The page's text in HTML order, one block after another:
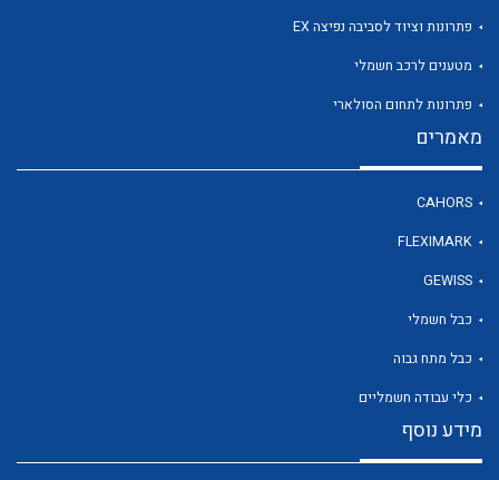
לכל מוצרי היצרן
לכל מוצרי היצרן
פתרונות וציוד לסביבה נפיצה EX
מטענים לרכב חשמלי
פתרונות לתחום הסולארי
מאמרים
CAHORS
FLEXIMARK
GEWISS
כבל חשמלי
כבל מתח גבוה
כלי עבודה חשמליים
מידע נוסף